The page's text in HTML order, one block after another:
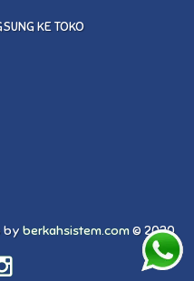
KE TOKO
byberkahsistem.com© 2020